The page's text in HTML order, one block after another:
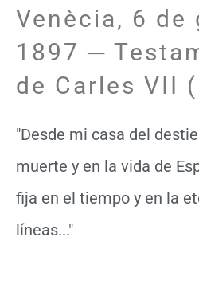
Venècia, 6 de
1897 ─
de Carles VII
"Desde mi casa del
muerte y en la vida de
fija en el tiempo y en la
líneas..."